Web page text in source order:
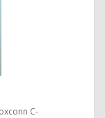
C-